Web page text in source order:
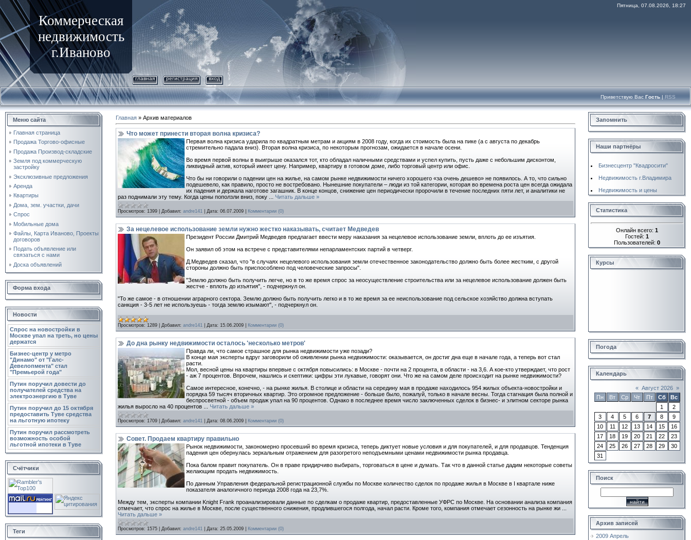
Коммерческая
недвижимость
г.Иваново
Пятница, 07.08.2026, 18:27
главная регистрация вход
Приветствую Вас Гость | RSS
Меню сайта
Главная страница
Продажа Торгово-офисные
Продажа Производ-складские
Земля под коммерческую
застройку
Эксклюзивные предложения
Аренда
Квартиры
Дома, зем. участки, дачи
Спрос
Мобильные дома
Файлы, Карта Иваново, Проекты
договоров
Подать объявление или
связаться с нами
Доска объявлений
Форма входа
Новости
Спрос на новостройки в
Москве упал на треть, но цены
держатся
Бизнес-центр у метро
"Динамо" от "Галс-
Девелопмента" стал
"Премьерой года"
Путин поручил довести до
получателей средства на
электроэнергию в Туве
Путин поручил до 15 октября
предоставить Туве средства
на льготную ипотеку
Путин поручил рассмотреть
возможность особой
льготной ипотеки в Туве
Счётчики
Теги
Главная » Архив материалов
Что может принести вторая волна кризиса?
Первая волна кризиса ударила по квадратным метрам и акциям в 2008 году, когда их стоимость была на пике (а с августа по декабрь
стремительно падала вниз). Вторая волна кризиса, по некоторым прогнозам, ожидается в начале осени.
Во время первой волны в выигрыше оказался тот, кто обладал наличными средствами и успел купить, пусть даже с небольшим дисконтом,
ликвидный актив, который имеет цену. Например, квартиру в готовом доме, либо торговый центр или офис.
Что бы ни говорили о падении цен на жилье, на самом рынке недвижимости ничего хорошего «за очень дешево» не появилось. А то, что сильно
подешевело, как правило, просто не востребовано. Нынешние покупатели – люди из той категории, которая во времена роста цен всегда ожидала
их падения и держала наготове загашник. В конце концов, снижение цен периодически пророчили в течение последних пяти лет, и аналитики не
раз поднимали эту тему. Когда цены поползли вниз, поку
Читать дальше »
Просмотров: 1399 Добавил: andre141 Дата: 06.07.2009 Комментарии (0)
За нецелевое использование земли нужно жестко наказывать, считает Медведев
Президент России Дмитрий Медведев предлагает ввести меру наказания за нецелевое использование земли, вплоть до ее изъятия.
Он заявил об этом на встрече с представителями непарламентских партий в четверг.
Д.Медведев сказал, что "в случаях нецелевого использования земли отечественное законодательство должно быть более жестким, с другой
стороны должно быть приспособлено под человеческие запросы".
"Землю должно быть получить легче, но в то же время спрос за неосуществление строительства или за нецелевое использование должен быть
жестче - вплоть до изъятия", - подчеркнул он.
"То же самое - в отношении аграрного сектора. Землю должно быть получить легко и в то же время за ее неиспользование под сельское хозяйство должна вступать
санкция - 3-5 лет не используешь - тогда землю изымают", - подчеркнул он.
Просмотров: 1289 Добавил: andre141 Дата: 15.06.2009 Комментарии (0)
До дна рынку недвижимости осталось 'несколько метров'
Правда ли, что самое страшное для рынка недвижимости уже позади?
В конце мая эксперты вдруг заговорили об оживлении рынка недвижимости: оказывается, он достиг дна еще в начале года, а теперь вот стал
расти.
Мол, весной цены на квартиры впервые с октября повысились: в Москве - почти на 2 процента, в области - на 3,6. А кое-кто утверждает, что рост
- аж 7 процентов. Впрочем, нашлись и скептики: цифры эти лукавые, говорят они. Что же на самом деле происходит на рынке недвижимости?
Самое интересное, конечно, - на рынке жилья. В столице и области на середину мая в продаже находилось 954 жилых объекта-новостройки и
порядка 59 тысяч вторичных квартир. Это огромное предложение - больше было, пожалуй, только в начале весны. Тогда стагнация была полной и
беспросветной - объем продаж упал на 90 процентов. Однако в последнее время число заключенных сделок в бизнес- и элитном секторе рынка
жилья выросло на 40 процентов
Читать дальше »
Просмотров: 1709 Добавил: andre141 Дата: 08.06.2009 Комментарии (0)
Совет. Продаем квартиру правильно
Рынок недвижимости, закономерно просевший во время кризиса, теперь диктует новые условия и для покупателей, и для продавцов. Тенденция
падения цен обернулась зеркальным отражением для разогретого неподъемными ценами недвижимости рынка продавца.
Пока балом правит покупатель. Он в праве придирчиво выбирать, торговаться в цене и думать. Так что в данной статье дадим некоторые советы
желающим продать недвижимость.
По данным Управления федеральной регистрационной службы по Москве количество сделок по продаже жилья в Москве в I квартале ниже
показателя аналогичного периода 2008 года на 23,7%.
Между тем, эксперты компании Knight Frank проанализировали данные по сделкам о продаже квартир, предоставленные УФРС по Москве. На основании анализа компания
отмечает, что спрос на жилье в Москве, после существенного снижения, продлившегося полгода, начал расти. Кроме того, компания отмечает сезонность на рынке жи
Читать дальше »
Просмотров: 1575 Добавил: andre141 Дата: 25.05.2009 Комментарии (0)
Запомнить
Наши партнёры
Бизнесцентр "Квадросити"
Недвижимость г.Владимира
Недвижимость и цены
Статистика
Онлайн всего: 1
Гостей: 1
Пользователей: 0
Курсы
Погода
Календарь
« Август 2026 »
Пн
Вт Ср Чт Пт Сб
Вс
1
2
3
4 5 6 7 8
9
10
11 12 13 14 15
16
17
18 19 20 21 22
23
24
25 26 27 28 29
30
31
Поиск
Архив записей
2009 Апрель